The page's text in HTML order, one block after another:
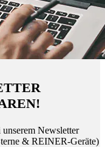
Newsletter
& REINER-Geräte)